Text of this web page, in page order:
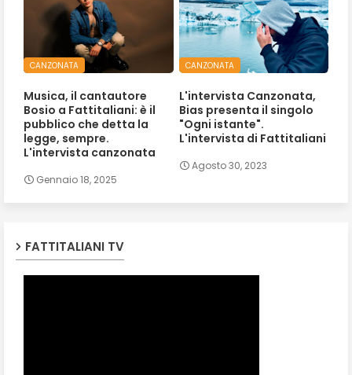
CANZONATA
Musica, il cantautore
Bosio a Fattitaliani: è il
pubblico che detta la
legge, sempre.
L'intervista canzonata
Gennaio 18, 2025
CANZONATA
L'intervista Canzonata,
Bias presenta il singolo
"Ogni istante".
L'intervista di Fattitaliani
Agosto 30, 2023
FATTITALIANI TV